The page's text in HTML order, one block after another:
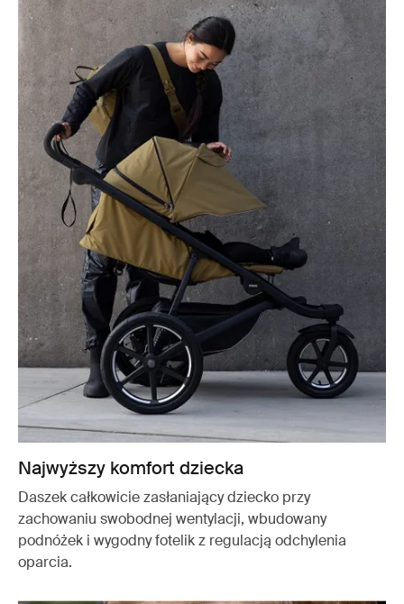
Najwyższy komfort dziecka
Daszek całkowicie zasłaniający dziecko przy
zachowaniu swobodnej wentylacji, wbudowany
podnóżek i wygodny fotelik z regulacją odchylenia
oparcia.